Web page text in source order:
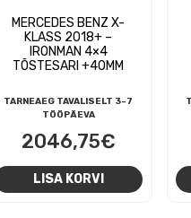
MERCEDES BENZ X-
KLASS 2018+ –
IRONMAN 4×4
TÕSTESARI +40MM
TARNEAEG TAVALISELT 3-7
TÖÖPÄEVA
2046,75€
LISA KORVI